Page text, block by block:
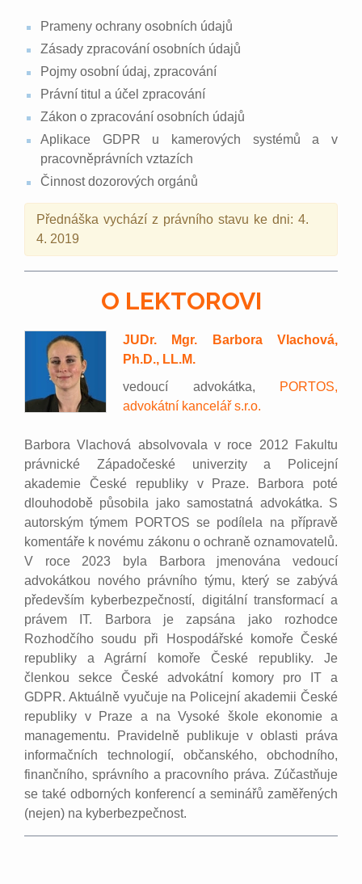
Prameny ochrany osobních údajů
Zásady zpracování osobních údajů
Pojmy osobní údaj, zpracování
Právní titul a účel zpracování
Zákon o zpracování osobních údajů
Aplikace GDPR u kamerových systémů a v
pracovněprávních vztazích
Činnost dozorových orgánů
Přednáška vychází z právního stavu ke dni: 4.
4. 2019
O LEKTOROVI
JUDr. Mgr. Barbora Vlachová,
Ph.D., LL.M.
vedoucí advokátka,
PORTOS,
advokátní kancelář s.r.o.
Barbora Vlachová absolvovala v roce 2012 Fakultu
právnické Západočeské univerzity a Policejní
akademie České republiky v Praze. Barbora poté
dlouhodobě působila jako samostatná advokátka. S
autorským týmem PORTOS se podílela na přípravě
komentáře k novému zákonu o ochraně oznamovatelů.
V roce 2023 byla Barbora jmenována vedoucí
advokátkou nového právního týmu, který se zabývá
především kyberbezpečností, digitální transformací a
právem IT. Barbora je zapsána jako rozhodce
Rozhodčího soudu při Hospodářské komoře České
republiky a Agrární komoře České republiky. Je
členkou sekce České advokátní komory pro IT a
GDPR. Aktuálně vyučuje na Policejní akademii České
republiky v Praze a na Vysoké škole ekonomie a
managementu. Pravidelně publikuje v oblasti práva
informačních technologií, občanského, obchodního,
finančního, správního a pracovního práva. Zúčastňuje
se také odborných konferencí a seminářů zaměřených
(nejen) na kyberbezpečnost.